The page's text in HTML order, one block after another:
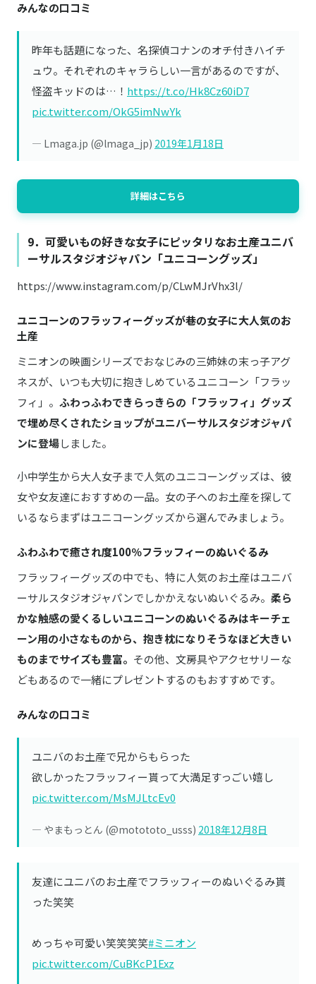
みんなの口コミ
昨年も話題になった、名探偵コナンのオチ付きハイチ
ュウ。それぞれのキャラらしい一言があるのですが、
怪盗キッドのは…！ https://t.co/Hk8Cz60iD7
pic.twitter.com/OkG5imNwYk
— Lmaga.jp (@lmaga_jp) 2019年1月18日
詳細はこちら
9．可愛いもの好きな女子にピッタリなお土産ユニバ
ーサルスタジオジャパン「ユニコーングッズ」
https://www.instagram.com/p/CLwMJrVhx3l/
ユニコーンのフラッフィーグッズが巷の女子に大人気のお
土産
ミニオンの映画シリーズでおなじみの三姉妹の末っ子アグ
ネスが、いつも大切に抱きしめているユニコーン「フラッ
フィ」。 ふわっふわできらっきらの「フラッフィ」グッズ
で埋め尽くされたショップがユニバーサルスタジオジャパ
ンに登場しました。
小中学生から大人女子まで人気のユニコーングッズは、彼
女や女友達におすすめの一品。女の子へのお土産を探して
いるならまずはユニコーングッズから選んでみましょう。
ふわふわで癒され度100％フラッフィーのぬいぐるみ
フラッフィーグッズの中でも、特に人気のお土産はユニバ
ーサルスタジオジャパンでしかかえないぬいぐるみ。 柔ら
かな触感の愛くるしいユニコーンのぬいぐるみはキーチェ
ーン用の小さなものから、抱き枕になりそうなほど大きい
ものまでサイズも豊富。 その他、文房具やアクセサリーな
どもあるので一緒にプレゼントするのもおすすめです。
みんなの口コミ
ユニバのお土産で兄からもらった
欲しかったフラッフィー貰って大満足すっごい嬉し
pic.twitter.com/MsMJLtcEv0
— やまもっとん (@motototo_usss) 2018年12月8日
友達にユニバのお土産でフラッフィーのぬいぐるみ貰
った笑笑
めっちゃ可愛い笑笑笑笑#ミニオン
pic.twitter.com/CuBKcP1Exz